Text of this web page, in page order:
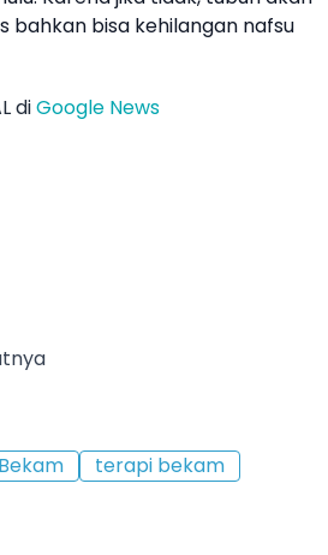
bahkan bisa kehilangan nafsu
diGoogle News
terapi bekam